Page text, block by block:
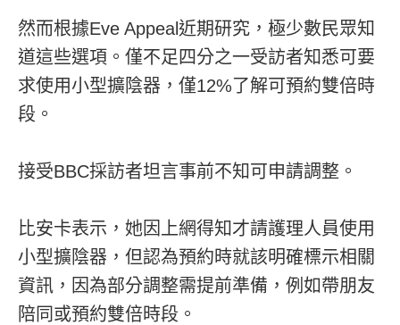
然而根據Eve Appeal近期研究，極少數民眾知
道這些選項。僅不足四分之一受訪者知悉可要
求使用小型擴陰器，僅12%了解可預約雙倍時
段。
接受BBC採訪者坦言事前不知可申請調整。
比安卡表示，她因上網得知才請護理人員使用
小型擴陰器，但認為預約時就該明確標示相關
資訊，因為部分調整需提前準備，例如帶朋友
陪同或預約雙倍時段。